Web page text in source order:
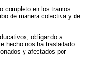
completo en los tramos
de manera colectiva y de
obligando a
hecho nos ha trasladado
y afectados por